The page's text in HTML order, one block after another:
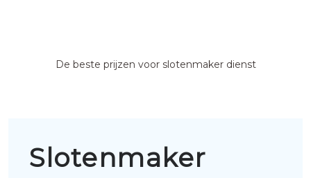
De beste prijzen voor slotenmaker dienst
Slotenmaker